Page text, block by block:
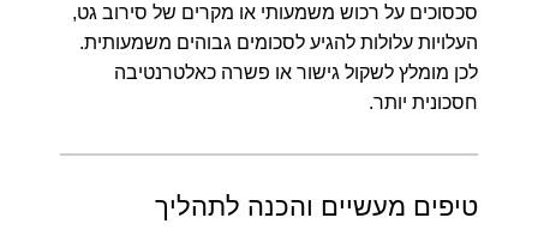
סכסוכים על רכוש משמעותי או מקרים של סירוב גט,
העלויות עלולות להגיע לסכומים גבוהים משמעותית.
לכן מומלץ לשקול גישור או פשרה כאלטרנטיבה
חסכונית יותר.
טיפים מעשיים והכנה לתהליך